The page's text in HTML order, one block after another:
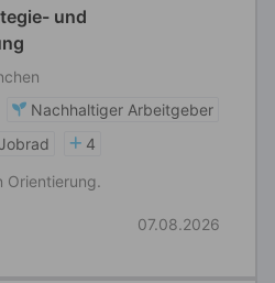
und
Nachhaltiger Arbeitgeber
Jobrad
4
Orientierung.
07.08.2026